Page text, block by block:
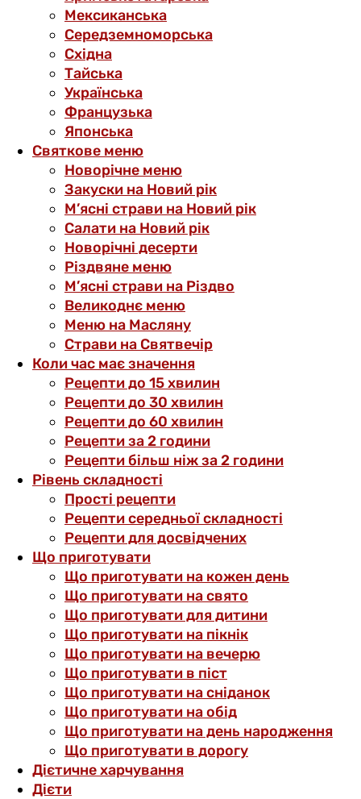
Мексиканська
Середземноморська
Східна
Тайська
Українська
Французька
Японська
Святкове меню
Новорічне меню
Закуски на Новий рік
М’ясні страви на Новий рік
Салати на Новий рік
Новорічні десерти
Різдвяне меню
М’ясні страви на Різдво
Великоднє меню
Меню на Масляну
Страви на Святвечір
Коли час має значення
Рецепти до 15 хвилин
Рецепти до 30 хвилин
Рецепти до 60 хвилин
Рецепти за 2 години
Рецепти більш ніж за 2 години
Рівень складності
Прості рецепти
Рецепти середньої складності
Рецепти для досвідчених
Що приготувати
Що приготувати на кожен день
Що приготувати на свято
Що приготувати для дитини
Що приготувати на пікнік
Що приготувати на вечерю
Що приготувати в піст
Що приготувати на сніданок
Що приготувати на обід
Що приготувати на день народження
Що приготувати в дорогу
Дієтичне харчування
Дієти